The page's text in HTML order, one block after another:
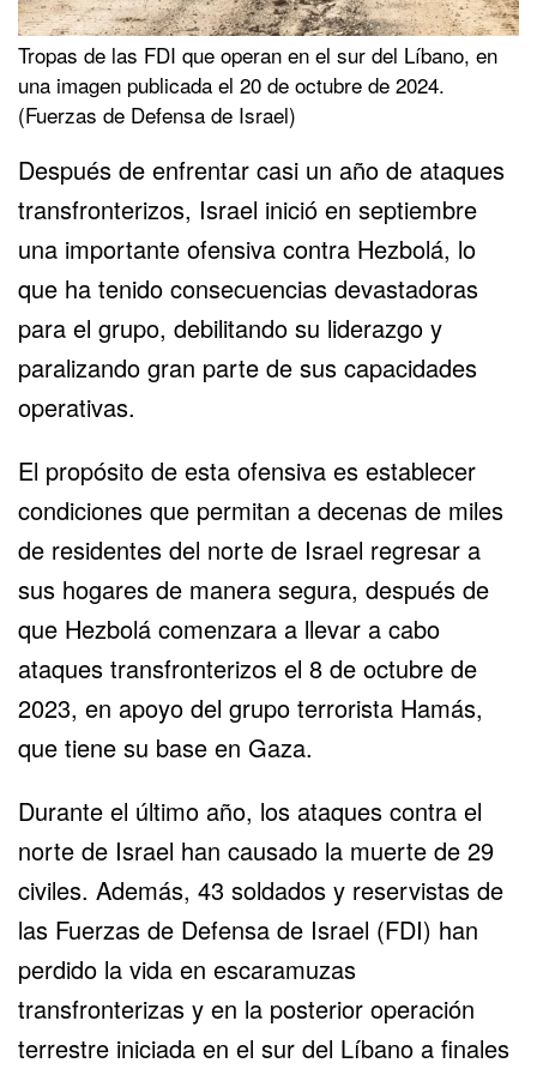
Tropas de las FDI que operan en el sur del Líbano, en
una imagen publicada el 20 de octubre de 2024.
(Fuerzas de Defensa de Israel)
Después de enfrentar casi un año de ataques
transfronterizos, Israel inició en septiembre
una importante ofensiva contra Hezbolá, lo
que ha tenido consecuencias devastadoras
para el grupo, debilitando su liderazgo y
paralizando gran parte de sus capacidades
operativas.
El propósito de esta ofensiva es establecer
condiciones que permitan a decenas de miles
de residentes del norte de Israel regresar a
sus hogares de manera segura, después de
que Hezbolá comenzara a llevar a cabo
ataques transfronterizos el 8 de octubre de
2023, en apoyo del grupo terrorista Hamás,
que tiene su base en Gaza.
Durante el último año, los ataques contra el
norte de Israel han causado la muerte de 29
civiles. Además, 43 soldados y reservistas de
las Fuerzas de Defensa de Israel (FDI) han
perdido la vida en escaramuzas
transfronterizas y en la posterior operación
terrestre iniciada en el sur del Líbano a finales